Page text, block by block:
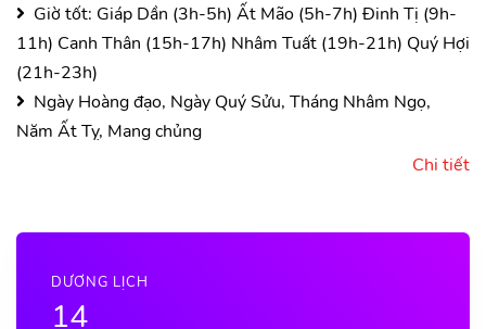
Giờ tốt: Giáp Dần (3h-5h) Ất Mão (5h-7h) Đinh Tị (9h-
11h) Canh Thân (15h-17h) Nhâm Tuất (19h-21h) Quý Hợi
(21h-23h)
Ngày Hoàng đạo, Ngày Quý Sửu, Tháng Nhâm Ngọ,
Năm Ất Tỵ, Mang chủng
Chi tiết
DƯƠNG LỊCH
14